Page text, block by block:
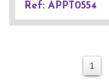
Ref: APPT0554
1